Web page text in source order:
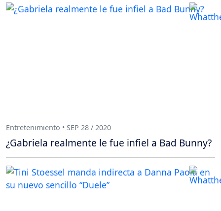
Entretenimiento • SEP 28 / 2020
¿Gabriela realmente le fue infiel a Bad Bunny?